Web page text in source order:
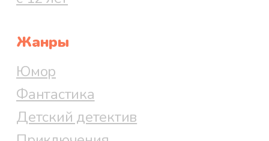
Жанры
Юмор
Фантастика
Детский детектив